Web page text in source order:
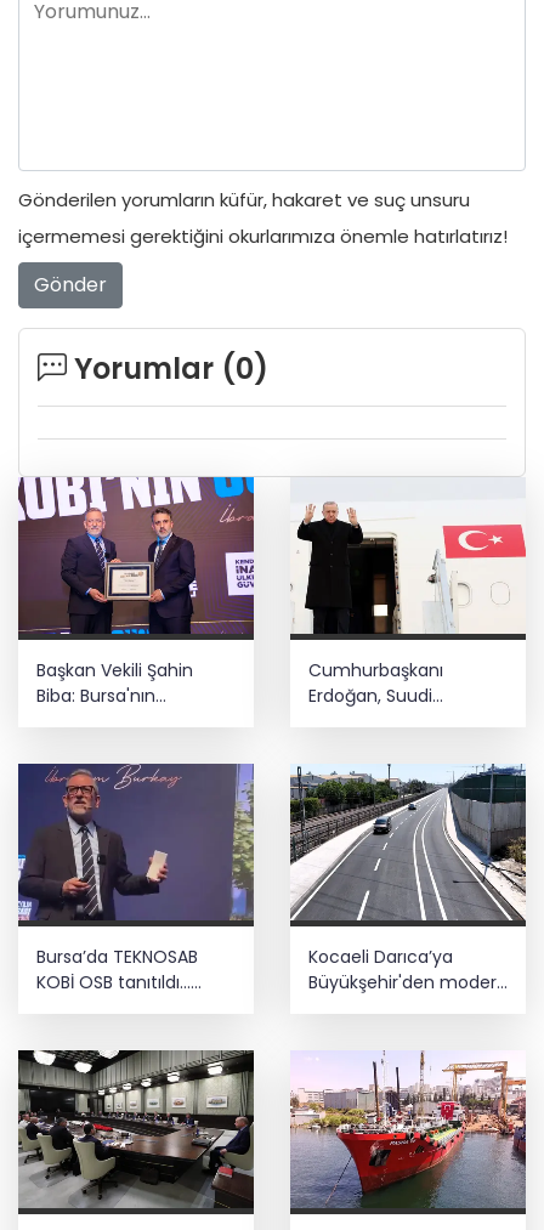
Gönderilen yorumların küfür, hakaret ve suç unsuru
içermemesi gerektiğini okurlarımıza önemle hatırlatırız!
Gönder
Yorumlar (0)
Başkan Vekili Şahin
Biba: Bursa'nın
Cumhurbaşkanı
Erdoğan, Suudi
Bursa’da TEKNOSAB
KOBİ OSB tanıtıldı...
Bursa’nın kalkınma
dönem
Kocaeli Darıca’ya
Büyükşehir'den modern
ulaşım yatırımı